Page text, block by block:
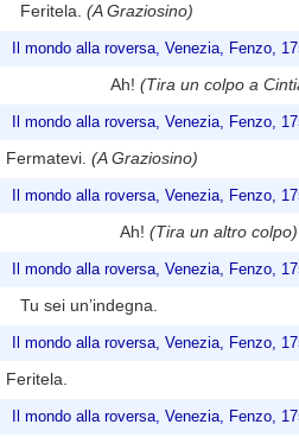
Feritela. (A Graziosino)
Il mondo alla roversa, Venezia, Fenzo,
Ah! (Tira un colpo a
Il mondo alla roversa, Venezia, Fenzo,
Fermatevi. (A Graziosino)
Il mondo alla roversa, Venezia, Fenzo,
Ah! (Tira un altro colpo)
Il mondo alla roversa, Venezia, Fenzo,
Tu sei un’indegna.
Il mondo alla roversa, Venezia, Fenzo,
Feritela.
Il mondo alla roversa, Venezia, Fenzo,